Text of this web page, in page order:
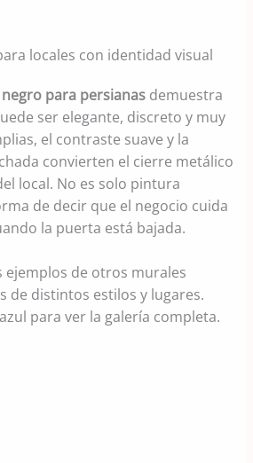
locales con identidad visual
para persianas demuestra
ser elegante, discreto y muy
el contraste suave y la
convierten el cierre metálico
local. No es solo pintura
de decir que el negocio cuida
la puerta está bajada.
de otros murales
de distintos estilos y lugares.
para ver la galería completa.